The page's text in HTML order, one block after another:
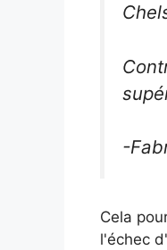
-
Cela
l'échec